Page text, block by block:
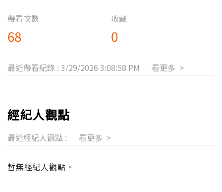
帶看次數
68
收藏
0
最近帶看紀錄 : 3/29/2026 3:08:58 PM 看更多 >
經紀人觀點
最近經紀人觀點 : 看更多 >
暫無經紀人觀點。